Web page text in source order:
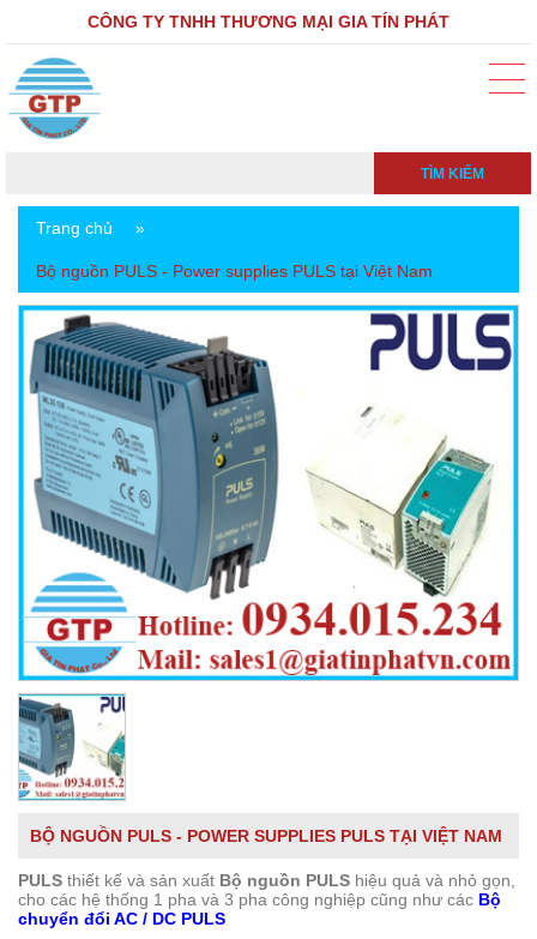
CÔNG TY TNHH THƯƠNG MẠI GIA TÍN PHÁT
TÌM KIẾM
Trang chủ »
Bộ nguồn PULS - Power supplies PULS tại Việt Nam
BỘ NGUỒN PULS - POWER SUPPLIES PULS TẠI VIỆT NAM
PULS thiết kế và sản xuất Bộ nguồn PULS hiệu quả và nhỏ gọn,
cho các hệ thống 1 pha và 3 pha công nghiệp cũng như các Bộ
chuyển đổi AC / DC PULS